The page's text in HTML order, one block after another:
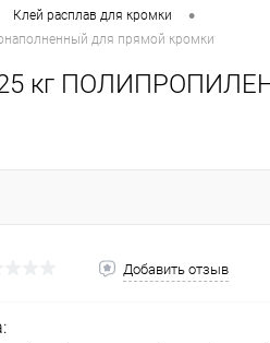
Клей расплав для кромки •
для прямой кромки
25 кг
Добавить отзыв